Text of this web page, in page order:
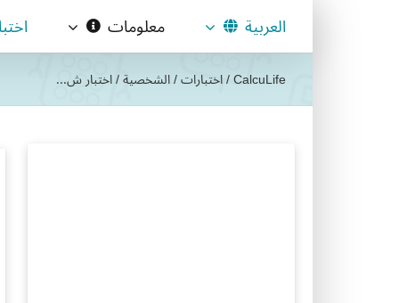
العربية معلومات
CalcuLife
/اختبارات/الشخصية/اختبار ش...